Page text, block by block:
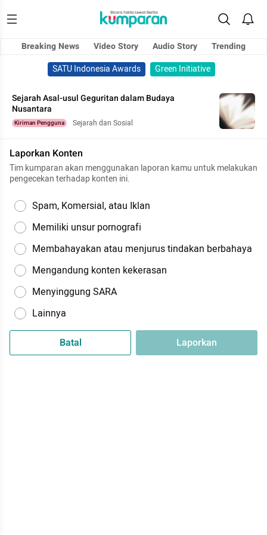
Breaking News Video Story Audio Story
Trending
SATU Indonesia Awards
Green Initiative
Sejarah Asal-usul Geguritan dalam Budaya
Nusantara
Kiriman Pengguna Sejarah dan Sosial
Laporkan Konten
Tim kumparan akan menggunakan laporan kamu untuk melakukan
pengecekan terhadap konten ini.
Spam, Komersial, atau Iklan
Memiliki unsur pornografi
Membahayakan atau menjurus tindakan berbahaya
Mengandung konten kekerasan
Menyinggung SARA
Lainnya
Batal Laporkan